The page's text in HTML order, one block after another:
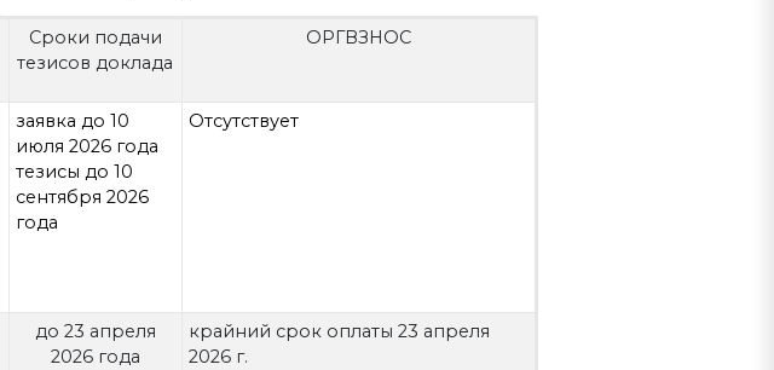
Сроки подачи
тезисов доклада
ОРГВЗНОС
заявка до 10
июля 2026 года
тезисы до 10
сентября 2026
года
Отсутствует
до 23 апреля
2026 года
крайний срок оплаты 23 апреля
2026 г.